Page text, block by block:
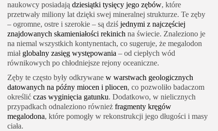
naukowcy posiadają dziesiątki tysięcy jego zębów, które
przetrwały miliony lat dzięki swej mineralnej strukturze. Te zęby
– ogromne, ostre i szerokie – są dziś jednymi z najczęściej
znajdowanych skamieniałości rekinich na świecie. Znaleziono je
na niemal wszystkich kontynentach, co sugeruje, że megalodon
miał globalny zasięg występowania – od ciepłych wód
równikowych po chłodniejsze rejony oceaniczne.
Zęby te często były odkrywane w warstwach geologicznych
datowanych na późny miocen i pliocen, co pozwoliło badaczom
określić czas wyginięcia gatunku. Dodatkowo, w nielicznych
przypadkach odnaleziono również fragmenty kręgów
megalodona, które pomogły w rekonstrukcji jego długości i masy
ciała.